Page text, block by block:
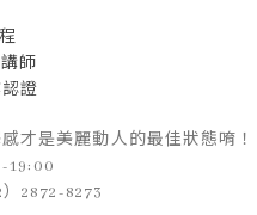
師
證
才是美麗動人的最佳狀態唷！
19:00
2872-8273